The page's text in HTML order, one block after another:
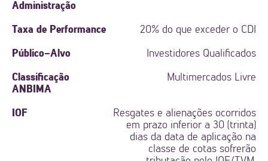
Administração
Taxa de Performance 20% do que exceder o CDI
Público-Alvo Investidores Qualificados
Classificação
ANBIMA
Multimercados Livre
IOF
Resgates e alienações ocorridos
em prazo inferior a 30 (trinta)
dias da data de aplicação na
classe de cotas sofrerão